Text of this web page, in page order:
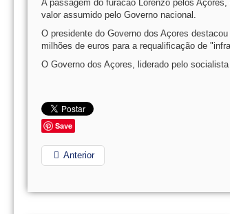
A passagem do furacão Lorenzo pelos
valor assumido pelo Governo nacional.
O presidente do Governo dos Açores
milhões de euros para a requalificação de
O Governo dos Açores, liderado pelo
Save
Anterior